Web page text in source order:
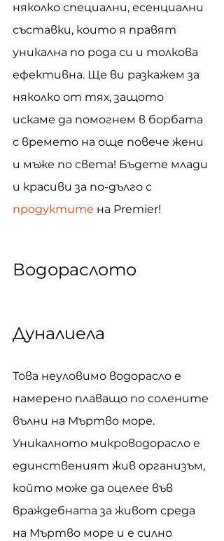
няколко специални, есенциални
съставки, които я правят
уникална по рода си и толкова
ефективна. Ще ви разкажем за
няколко от тях, защото
искаме да помогнем в борбата
с времето на още повече жени
и мъже по света! Бъдете млади
и красиви за по-дълго с
продуктите на Premier!
Водораслото
Дуналиела
Това неуловимо водорасло е
намерено плаващо по солените
вълни на Мъртво море.
Уникалното микроводорасло е
единственият жив организъм,
който може да оцелее във
враждебната за живот среда
на Мъртво море и е силно